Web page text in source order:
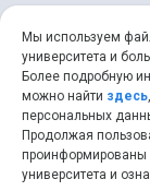
Мы используем
университета и
Более подробную
можно найти здесь
персональных
Продолжая
проинформированы
университета и